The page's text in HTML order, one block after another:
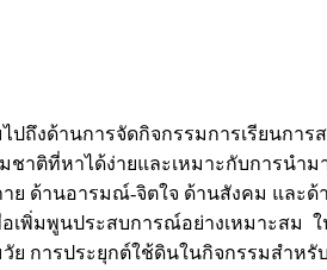
งด้านการจัดกิจกรรมการเรียนการ
ชาติที่หาได้ง่ายและเหมาะกับการน
ย ด้านอารมณ์-จิตใจ ด้านสังคม และ
เพิ่มพูนประสบการณ์อย่างเหมาะสม
การประยุกต์ใช้ดินในกิจกรรมสำหรั